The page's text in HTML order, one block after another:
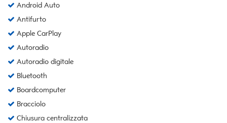
Android Auto
Antifurto
Apple CarPlay
Autoradio
Autoradio digitale
Bluetooth
Boardcomputer
Bracciolo
Chiusura centralizzata